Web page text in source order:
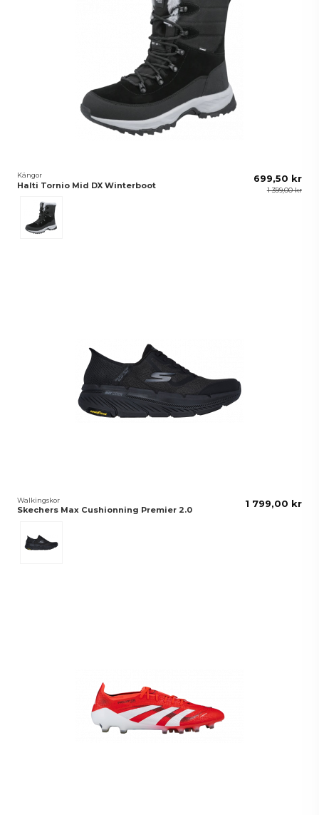
Kängor
Halti Tornio Mid DX Winterboot
Svart
699,50 kr
1 399,00 kr
Walkingskor
Skechers Max Cushionning Premier 2.0
1 799,00 kr